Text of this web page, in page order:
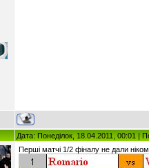
Дата: Понеділок, 18.04.2011, 00:01 |
Перші матчі 1/2 фіналу не дали